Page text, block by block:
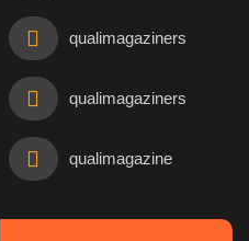
qualimagaziners
qualimagaziners
qualimagazine